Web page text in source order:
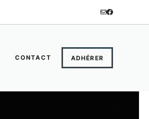
CONTACT ADHÉRER